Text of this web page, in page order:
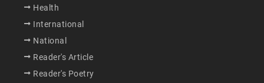
Health
International
National
Reader's Article
Reader's Poetry